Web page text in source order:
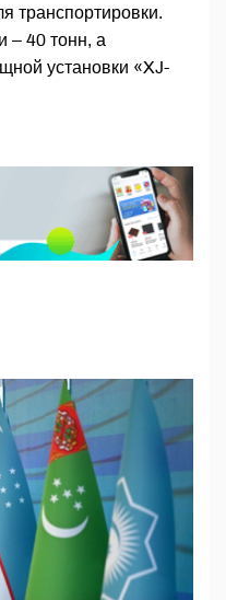
транспортировки.
– 40 тонн, а
установки «XJ-